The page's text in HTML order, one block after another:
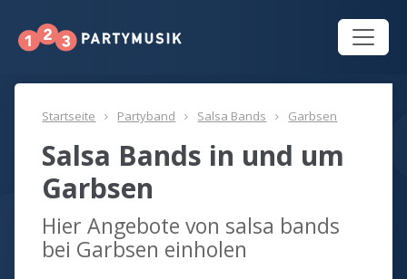
Startseite Partyband Salsa Bands Garbsen
Salsa Bands in und um
Garbsen
Hier Angebote von salsa bands
bei Garbsen einholen